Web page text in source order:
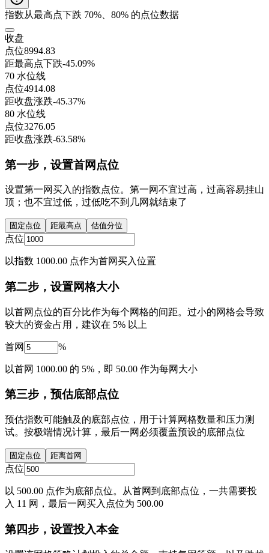
指数从最高点下跌 70%、80% 的点位数据
收盘
点位8994.83
距最高点下跌-45.09%
70 水位线
点位4914.08
距收盘涨跌-45.37%
80 水位线
点位3276.05
距收盘涨跌-63.58%
第一步，设置首网点位
设置第一网买入的指数点位。第一网不宜过高，过高容易挂山
顶；也不宜过低，过低吃不到几网就结束了
固定点位 距最高点 估值分位
点位
以指数 1000.00 点作为首网买入位置
第二步，设置网格大小
以首网点位的百分比作为每个网格的间距。过小的网格会导致
较大的资金占用，建议在 5% 以上
首网 %
以首网 1000.00 的 5%，即 50.00 作为每网大小
第三步，预估底部点位
预估指数可能触及的底部点位，用于计算网格数量和压力测
试。按极端情况计算，最后一网必须覆盖预设的底部点位
固定点位 距离首网
点位
以 500.00 点作为底部点位。从首网到底部点位，一共需要投
入 11 网，最后一网买入点位为 500.00
第四步，设置投入本金